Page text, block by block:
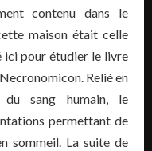
contenu dans le
maison était celle
ici pour étudier le livre
Relié en
sang humain, le
permettant de
sommeil. La suite de